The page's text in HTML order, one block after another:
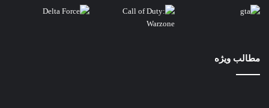
مطالب ویژه